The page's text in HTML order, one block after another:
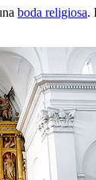
boda religiosa.